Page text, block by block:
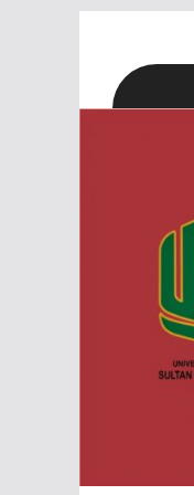
content